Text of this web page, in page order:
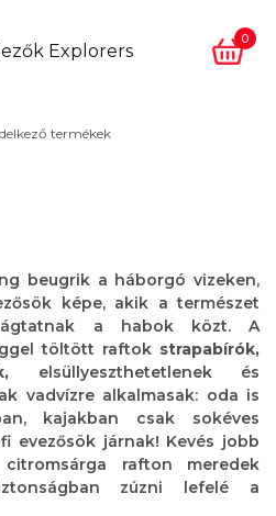
0
termékek
beugrik a háborgó vizeken,
képe, akik a természet
a habok közt. A
töltött raftok strapabírók,
elsüllyeszthetetlenek és
vadvízre alkalmasak: oda is
kajakban csak sokéves
evezősök járnak! Kevés jobb
rafton meredek
zúzni lefelé a